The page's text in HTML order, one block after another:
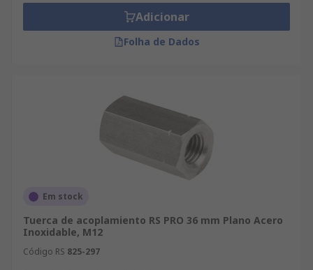
Adicionar
Folha de Dados
Em stock
Tuerca de acoplamiento RS PRO 36 mm Plano Acero
Inoxidable, M12
Código RS 825-297